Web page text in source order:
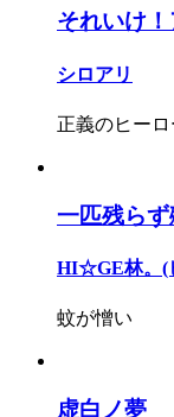
それいけ
シロアリ
正義のヒー
一匹残ら
HI☆GE林。(
蚊が憎い
虚白ノ夢